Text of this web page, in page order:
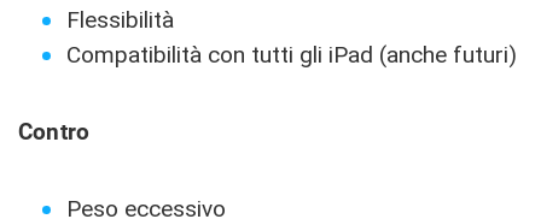
Flessibilità
Compatibilità con tutti gli iPad (anche futuri)
Contro
Peso eccessivo